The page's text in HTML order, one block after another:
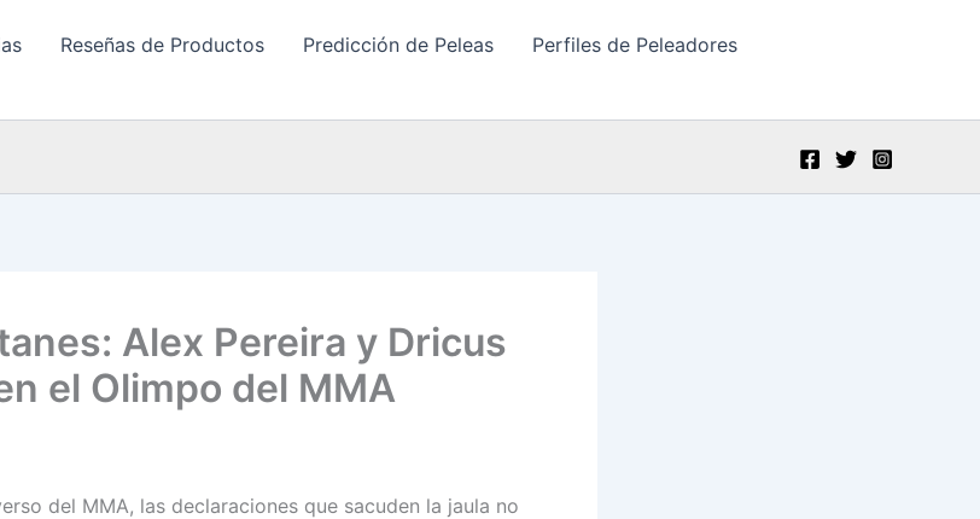
Reseñas de Productos Predicción de Peleas
Perfiles de Peleadores
Alex Pereira y Dricus
el Olimpo del MMA
del MMA, las declaraciones que sacuden la jaula no